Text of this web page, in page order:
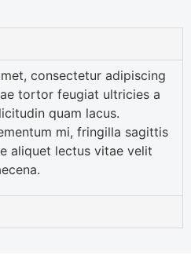
consectetur adipiscing
tortor feugiat ultricies a
quam lacus.
mi, fringilla sagittis
aliquet lectus vitae velit